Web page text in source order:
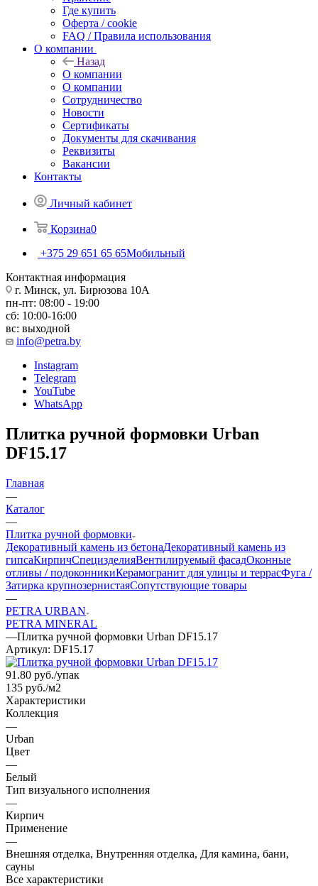
Где купить
Оферта / cookie
FAQ / Правила использования
О компании
Назад
О компании
О компании
Сотрудничество
Новости
Сертификаты
Документы для скачивания
Реквизиты
Вакансии
Контакты
Личный кабинет
Корзина0
+375 29 651 65 65Мобильный
Контактная информация
г. Минск, ул. Бирюзова 10А
пн-пт: 08:00 - 19:00
сб: 10:00-16:00
вс: выходной
info@petra.by
Instagram
Telegram
YouTube
WhatsApp
Плитка ручной формовки Urban
DF15.17
Главная
—
Каталог
—
Плитка ручной формовки
Декоративный камень из бетонаДекоративный камень из
гипсаКирпичСпецизделияВентилируемый фасадОконные
отливы / подоконникиКерамогранит для улицы и террасФуга /
Затирка крупнозернистаяСопутствующие товары
—
PETRA URBAN
PETRA MINERAL
—Плитка ручной формовки Urban DF15.17
Артикул: DF15.17
91.80 руб./упак
135 руб./м2
Характеристики
Коллекция
—
Urban
Цвет
—
Белый
Тип визуального исполнения
—
Кирпич
Применение
—
Внешняя отделка, Внутренняя отделка, Для камина, бани,
сауны
Все характеристики